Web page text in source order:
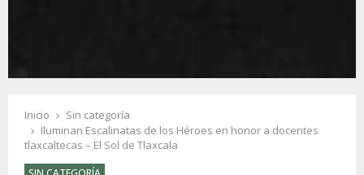
Inicio
Sin categoría
Iluminan Escalinatas de los Héroes en honor a docentes
tlaxcaltecas – El Sol de Tlaxcala